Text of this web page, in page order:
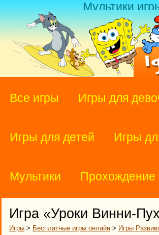
Мультики
Все игры Игры для
Игры для детей Игры
Мультики Прохождение
Игра «Уроки Винни-
Игры > Бесплатные игры онлайн > Игры